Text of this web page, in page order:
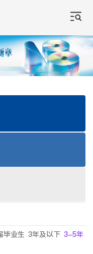
毕业生 3年及以下 3-5年